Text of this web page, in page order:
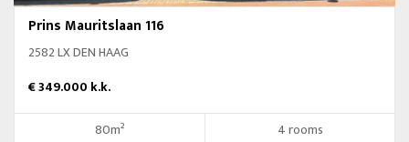
Prins Mauritslaan 116
2582 LX DEN HAAG
€ 349.000 k.k.
80m² 4 rooms